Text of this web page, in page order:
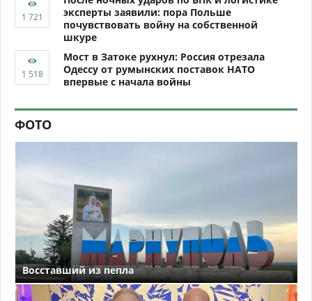
эксперты заявили: пора Польше
почувствовать войну на собственной
шкуре
Мост в Затоке рухнул: Россия отрезала
Одессу от румынских поставок НАТО
впервые с начала войны
ФОТО
Восставший из пепла